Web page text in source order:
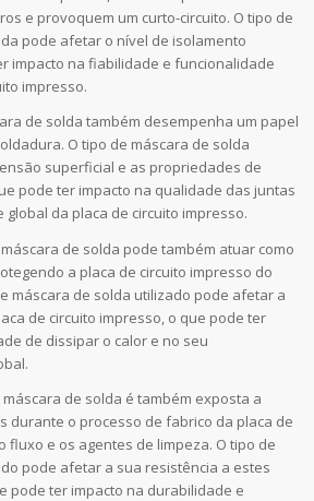
e provoquem um curto-circuito. O tipo de
pode afetar o nível de isolamento
impacto na fiabilidade e funcionalidade
impresso.
de solda também desempenha um papel
O tipo de máscara de solda
superficial e as propriedades de
pode ter impacto na qualidade das juntas
da placa de circuito impresso.
de solda pode também atuar como
a placa de circuito impresso do
máscara de solda utilizado pode afetar a
de circuito impresso, o que pode ter
de dissipar o calor e no seu
máscara de solda é também exposta a
durante o processo de fabrico da placa de
fluxo e os agentes de limpeza. O tipo de
pode afetar a sua resistência a estes
pode ter impacto na durabilidade e